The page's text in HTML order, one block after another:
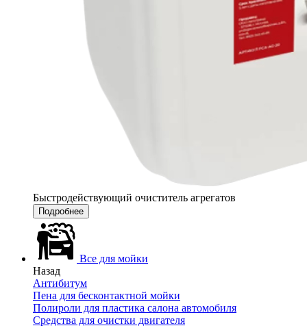
Быстродействующий очиститель агрегатов
Подробнее
Все для мойки
Назад
Антибитум
Пена для бесконтактной мойки
Полироли для пластика салона автомобиля
Средства для очистки двигателя